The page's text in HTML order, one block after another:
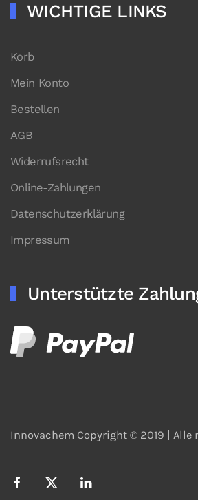
WICHTIGE LINKS
Korb
Mein Konto
Bestellen
AGB
Widerrufsrecht
Online-Zahlungen
Datenschutzerklärung
Impressum
Unterstützte
Innovachem Copyright © 2019 | Alle